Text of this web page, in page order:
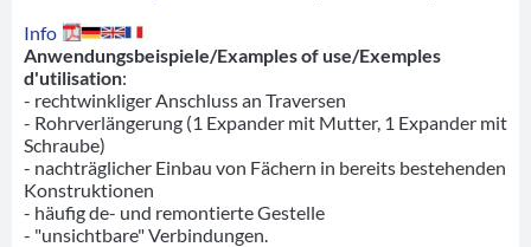
Info
Anwendungsbeispiele/Examples of use/Exemples
d'utilisation:
- rechtwinkliger Anschluss an Traversen
- Rohrverlängerung (1 Expander mit Mutter, 1 Expander mit
Schraube)
- nachträglicher Einbau von Fächern in bereits bestehenden
Konstruktionen
- häufig de- und remontierte Gestelle
- "unsichtbare" Verbindungen.